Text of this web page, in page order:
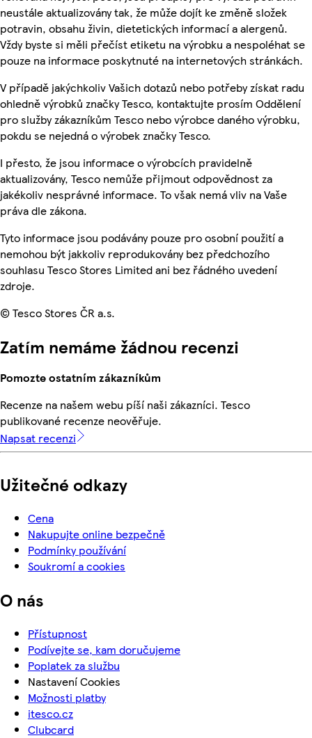
neustále aktualizovány tak, že může dojít ke změně složek
potravin, obsahu živin, dietetických informací a alergenů.
Vždy byste si měli přečíst etiketu na výrobku a nespoléhat se
pouze na informace poskytnuté na internetových stránkách.
V případě jakýchkoliv Vašich dotazů nebo potřeby získat radu
ohledně výrobků značky Tesco, kontaktujte prosím Oddělení
pro služby zákazníkům Tesco nebo výrobce daného výrobku,
pokdu se nejedná o výrobek značky Tesco.
I přesto, že jsou informace o výrobcích pravidelně
aktualizovány, Tesco nemůže přijmout odpovědnost za
jakékoliv nesprávné informace. To však nemá vliv na Vaše
práva dle zákona.
Tyto informace jsou podávány pouze pro osobní použití a
nemohou být jakkoliv reprodukovány bez předchozího
souhlasu Tesco Stores Limited ani bez řádného uvedení
zdroje.
© Tesco Stores ČR a.s.
Zatím nemáme žádnou recenzi
Pomozte ostatním zákazníkům
Recenze na našem webu píší naši zákazníci. Tesco
publikované recenze neověřuje.
Napsat recenzi
Užitečné odkazy
Cena
Nakupujte online bezpečně
Podmínky používání
Soukromí a cookies
O nás
Přístupnost
Podívejte se, kam doručujeme
Poplatek za službu
Nastavení Cookies
Možnosti platby
itesco.cz
Clubcard